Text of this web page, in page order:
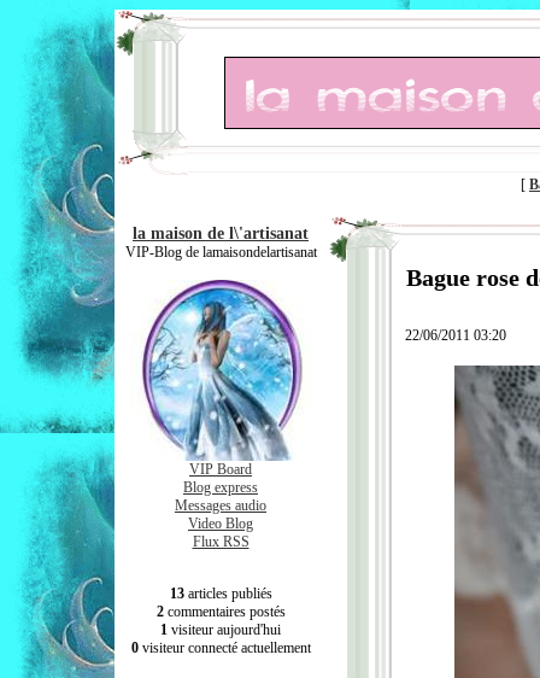
[
la maison de l\'artisanat
VIP-Blog de lamaisondelartisanat
VIP Board
Blog express
Messages audio
Video Blog
Flux RSS
13articles publiés
2commentaires postés
1 visiteur aujourd'hui
0visiteur connecté actuellement
Bague rose
22/06/2011 03:20